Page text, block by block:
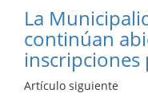
La
continúan
inscripciones
Artículo siguiente